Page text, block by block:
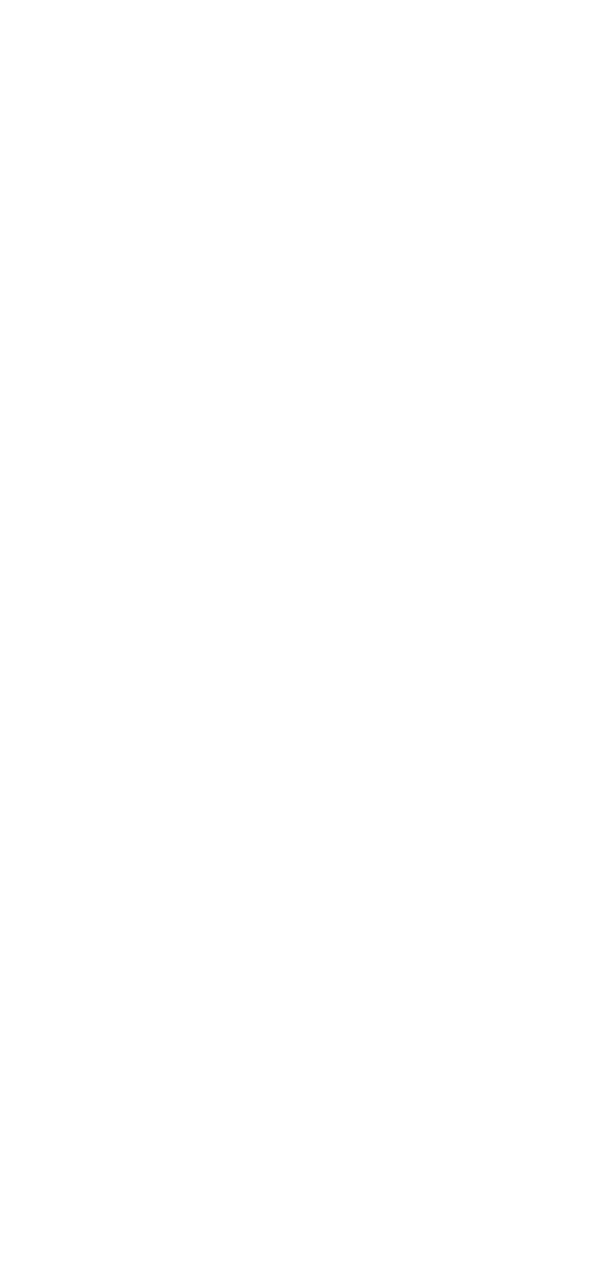
の変更など熟成を図り発売！
し発売！
FOUR SP」「CB1300 SUPER BOL D’OR SP」に先進の電子制御デバイスを採用し発売！
発表！
」を発表!
公開されました！